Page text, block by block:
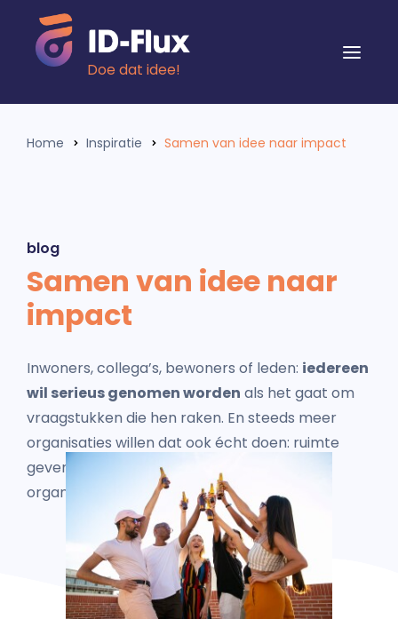
Doe dat idee!
Home Inspiratie Samen van idee naar impact
blog
Samen van idee naar
impact
Inwoners, collega’s, bewoners of leden: iedereen
wil serieus genomen worden als het gaat om
vraagstukken die hen raken. En steeds meer
organisaties willen dat ook écht doen: ruimte
geven aan ideeën uit de samenleving of
organisatie, en daarmee iets opbouwen.